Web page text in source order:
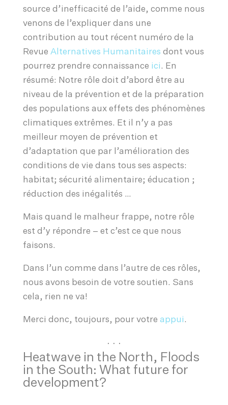
source d’inefficacité de l’aide, comme nous
venons de l’expliquer dans une
contribution au tout récent numéro de la
Revue Alternatives Humanitaires dont vous
pourrez prendre connaissance ici. En
résumé: Notre rôle doit d’abord être au
niveau de la prévention et de la préparation
des populations aux effets des phénomènes
climatiques extrêmes. Et il n’y a pas
meilleur moyen de prévention et
d’adaptation que par l’amélioration des
conditions de vie dans tous ses aspects:
habitat; sécurité alimentaire; éducation ;
réduction des inégalités …
Mais quand le malheur frappe, notre rôle
est d’y répondre – et c’est ce que nous
faisons.
Dans l’un comme dans l’autre de ces rôles,
nous avons besoin de votre soutien. Sans
cela, rien ne va!
Merci donc, toujours, pour votre appui.
. . .
Heatwave in the North, Floods
in the South: What future for
development?